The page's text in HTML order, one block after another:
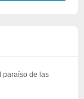
paraíso de las